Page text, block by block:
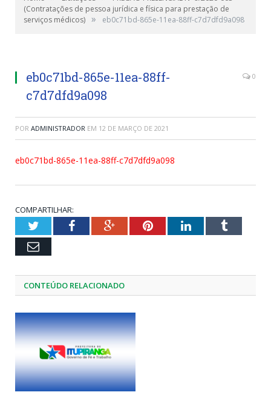
(Contratações de pessoa jurídica e física para prestação de
serviços médicos) » eb0c71bd-865e-11ea-88ff-c7d7dfd9a098
eb0c71bd-865e-11ea-88ff-
c7d7dfd9a098
0
POR ADMINISTRADOR EM 12 DE MARÇO DE 2021
eb0c71bd-865e-11ea-88ff-c7d7dfd9a098
COMPARTILHAR:
TwitterFacebookGoogle+PinterestLinkedInTumblr
Email
CONTEÚDO RELACIONADO